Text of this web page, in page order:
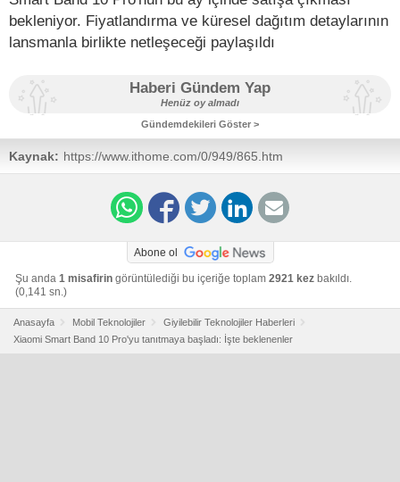
bekleniyor. Fiyatlandırma ve küresel dağıtım detaylarının
lansmanla birlikte netleşeceği paylaşıldı
Haberi Gündem Yap
Henüz oy almadı
Gündemdekileri Göster >
Kaynak: https://www.ithome.com/0/949/865.htm
Abone ol
Şu anda 1 misafirin görüntülediği bu içeriğe toplam 2921 kez bakıldı.
(0,141 sn.)
Anasayfa Mobil Teknolojiler
Giyilebilir Teknolojiler Haberleri
Xiaomi Smart Band 10 Pro'yu tanıtmaya başladı: İşte beklenenler